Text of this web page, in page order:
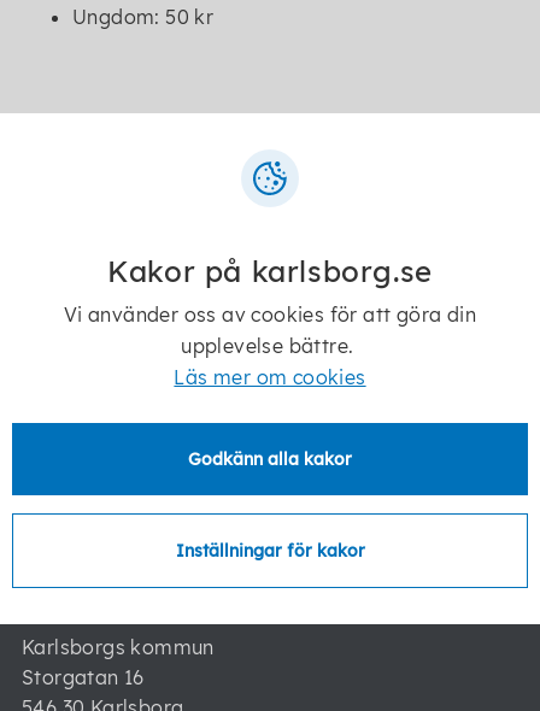
Ungdom: 50 kr
0505-170 00
Karlsborgs kommun
546 82 Karlsborg
Karlsborgs kommun
Storgatan 16
Kakor på karlsborg.se
Vi använder oss av cookies för att göra din
upplevelse bättre.
Läs mer om cookies
Godkänn alla kakor
Inställningar för kakor